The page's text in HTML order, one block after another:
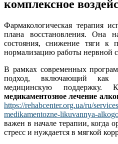
комплексное
Фармакологическая терапия
плана восстановления. Она
состояния, снижение тяги к
нормализацию работы нервной
В рамках современных
подход, включающий как
медицинскую поддержку.
медикаментозное лечение
https://rehabcenter.org.ua/ru/
medikamentozne-likuvannya-
важен в начале терапии, когда
стресс и нуждается в мягкой